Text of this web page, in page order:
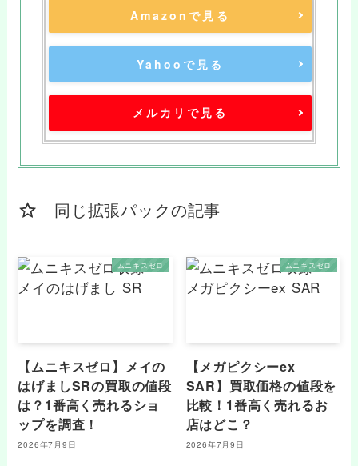
Amazonで見る
Yahooで見る
メルカリで見る
同じ拡張パックの記事
ムニキスゼロ
【ムニキスゼロ】メイの
はげましSRの買取の値段
は？1番高く売れるショ
ップを調査！
2026年7月9日
ムニキスゼロ
【メガピクシーex
SAR】買取価格の値段を
比較！1番高く売れるお
店はどこ？
2026年7月9日